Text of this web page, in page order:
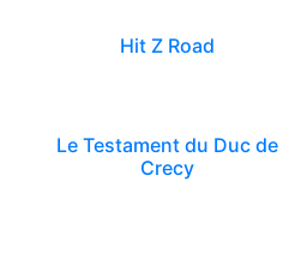
Hit Z Road
Le Testament du Duc de
Crecy